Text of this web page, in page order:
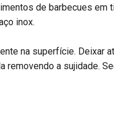
de barbecues em
inox.
na superfície. Deixar
removendo a sujidade.